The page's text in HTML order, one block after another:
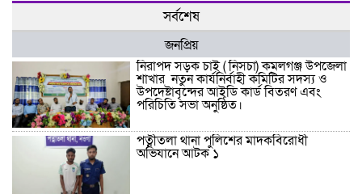
সর্বশেষ
জনপ্রিয়
নিরাপদ সড়ক চাই ( নিসচা) কমলগঞ্জ উপজেলা
শাখার নতুন কার্যনির্বাহী কমিটির সদস্য ও
উপদেষ্টাবৃন্দের আইডি কার্ড বিতরণ এবং
পরিচিতি সভা অনুষ্ঠিত।
পত্নীতলা থানা পুলিশের মাদকবিরোধী
অভিযানে আটক ১